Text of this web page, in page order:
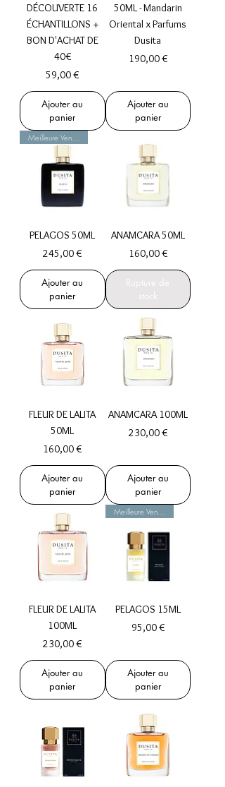
DÉCOUVERTE 16
ÉCHANTILLONS +
BON D'ACHAT DE
40€
Prix
59,00 €
Ajouter au
panier
50ML - Mandarin
Oriental x Parfums
Dusita
Prix
190,00 €
Ajouter au
panier
PELAGOS 50ML
Prix
245,00 €
Ajouter au
panier
ANAMCARA 50ML
Prix
160,00 €
Rupture de
stock
FLEUR DE LALITA
50ML
Prix
160,00 €
Ajouter au
panier
ANAMCARA 100ML
Prix
230,00 €
Ajouter au
panier
FLEUR DE LALITA
100ML
Prix
230,00 €
Ajouter au
panier
Meilleure Vente !
PELAGOS 15ML
Prix
95,00 €
Ajouter au
panier